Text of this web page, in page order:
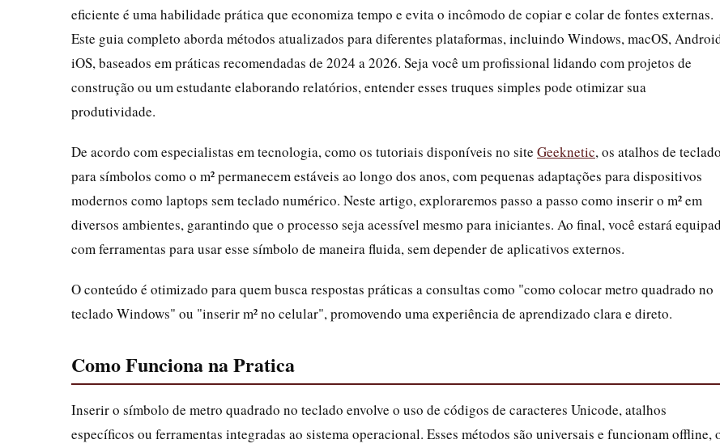
eficiente é uma habilidade prática que economiza tempo e evita o incômodo de copiar e colar de fontes externas.
Este guia completo aborda métodos atualizados para diferentes plataformas, incluindo Windows, macOS,
iOS, baseados em práticas recomendadas de 2024 a 2026. Seja você um profissional lidando com projetos de
construção ou um estudante elaborando relatórios, entender esses truques simples pode otimizar sua
produtividade.
De acordo com especialistas em tecnologia, como os tutoriais disponíveis no site Geeknetic, os atalhos de teclado
para símbolos como o m² permanecem estáveis ao longo dos anos, com pequenas adaptações para dispositivos
modernos como laptops sem teclado numérico. Neste artigo, exploraremos passo a passo como inserir o m² em
diversos ambientes, garantindo que o processo seja acessível mesmo para iniciantes. Ao final, você estará
com ferramentas para usar esse símbolo de maneira fluida, sem depender de aplicativos externos.
O conteúdo é otimizado para quem busca respostas práticas a consultas como "como colocar metro quadrado no
teclado Windows" ou "inserir m² no celular", promovendo uma experiência de aprendizado clara e direto.
Como Funciona na Pratica
Inserir o símbolo de metro quadrado no teclado envolve o uso de códigos de caracteres Unicode, atalhos
específicos ou ferramentas integradas ao sistema operacional. Esses métodos são universais e funcionam offline,